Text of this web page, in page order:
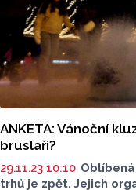
ANKETA: Vánoční
bruslaři?
29.11.23 10:10
trhů je zpět. Jejich